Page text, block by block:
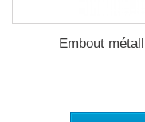
Embout